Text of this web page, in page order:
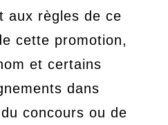
aux règles de ce
cette promotion,
et certains
dans
du concours ou de